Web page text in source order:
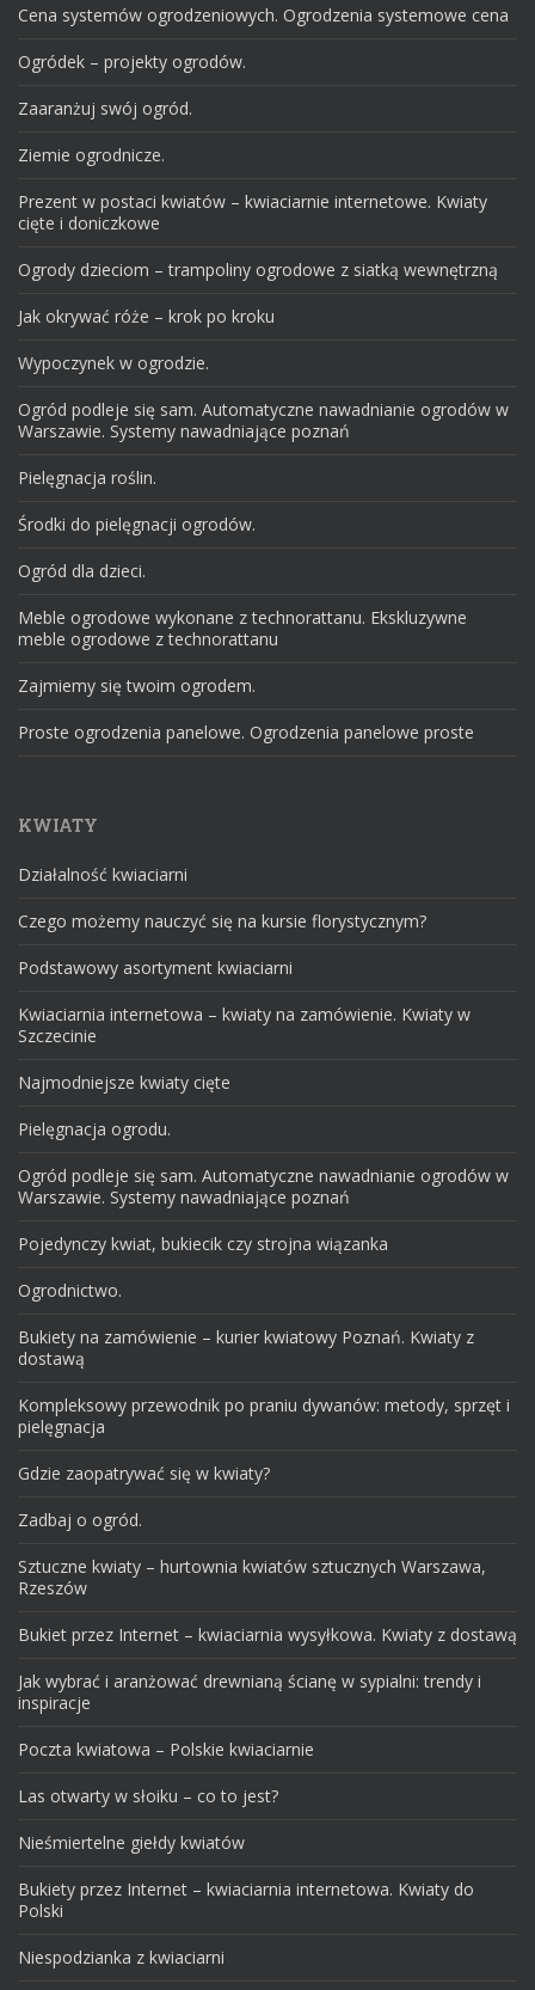
Cena systemów ogrodzeniowych. Ogrodzenia systemowe cena
Ogródek – projekty ogrodów.
Zaaranżuj swój ogród.
Ziemie ogrodnicze.
Prezent w postaci kwiatów – kwiaciarnie internetowe. Kwiaty
cięte i doniczkowe
Ogrody dzieciom – trampoliny ogrodowe z siatką wewnętrzną
Jak okrywać róże – krok po kroku
Wypoczynek w ogrodzie.
Ogród podleje się sam. Automatyczne nawadnianie ogrodów w
Warszawie. Systemy nawadniające poznań
Pielęgnacja roślin.
Środki do pielęgnacji ogrodów.
Ogród dla dzieci.
Meble ogrodowe wykonane z technorattanu. Ekskluzywne
meble ogrodowe z technorattanu
Zajmiemy się twoim ogrodem.
Proste ogrodzenia panelowe. Ogrodzenia panelowe proste
KWIATY
Działalność kwiaciarni
Czego możemy nauczyć się na kursie florystycznym?
Podstawowy asortyment kwiaciarni
Kwiaciarnia internetowa – kwiaty na zamówienie. Kwiaty w
Szczecinie
Najmodniejsze kwiaty cięte
Pielęgnacja ogrodu.
Ogród podleje się sam. Automatyczne nawadnianie ogrodów w
Warszawie. Systemy nawadniające poznań
Pojedynczy kwiat, bukiecik czy strojna wiązanka
Ogrodnictwo.
Bukiety na zamówienie – kurier kwiatowy Poznań. Kwiaty z
dostawą
Kompleksowy przewodnik po praniu dywanów: metody, sprzęt i
pielęgnacja
Gdzie zaopatrywać się w kwiaty?
Zadbaj o ogród.
Sztuczne kwiaty – hurtownia kwiatów sztucznych Warszawa,
Rzeszów
Bukiet przez Internet – kwiaciarnia wysyłkowa. Kwiaty z dostawą
Jak wybrać i aranżować drewnianą ścianę w sypialni: trendy i
inspiracje
Poczta kwiatowa – Polskie kwiaciarnie
Las otwarty w słoiku – co to jest?
Nieśmiertelne giełdy kwiatów
Bukiety przez Internet – kwiaciarnia internetowa. Kwiaty do
Polski
Niespodzianka z kwiaciarni